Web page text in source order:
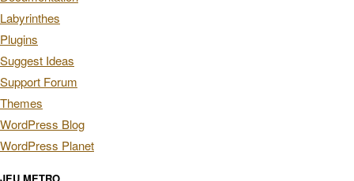
Labyrinthes
Plugins
Suggest Ideas
Support Forum
Themes
WordPress Blog
WordPress Planet